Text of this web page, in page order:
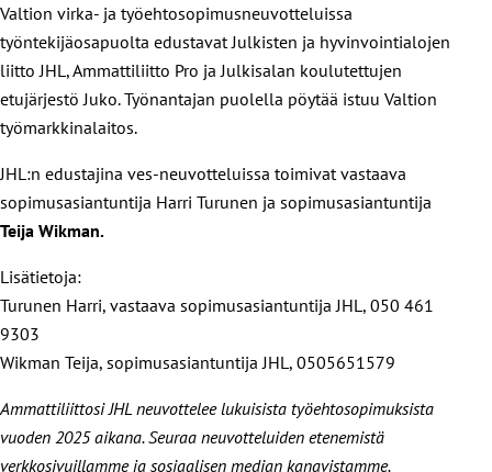
Valtion virka- ja työehtosopimusneuvotteluissa
työntekijäosapuolta edustavat Julkisten ja hyvinvointialojen
liitto JHL, Ammattiliitto Pro ja Julkisalan koulutettujen
etujärjestö Juko. Työnantajan puolella pöytää istuu Valtion
työmarkkinalaitos.
JHL:n edustajina ves-neuvotteluissa toimivat vastaava
sopimusasiantuntija Harri Turunen ja sopimusasiantuntija
Teija Wikman.
Lisätietoja:
Turunen Harri, vastaava sopimusasiantuntija JHL, 050 461
9303
Wikman Teija, sopimusasiantuntija JHL, 0505651579
Ammattiliittosi JHL neuvottelee lukuisista työehtosopimuksista
vuoden 2025 aikana. Seuraa neuvotteluiden etenemistä
verkkosivuillamme ja sosiaalisen median kanavistamme.